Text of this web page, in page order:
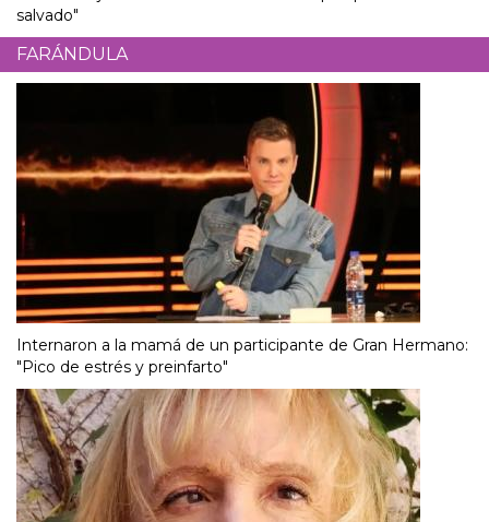
salvado"
FARÁNDULA
Internaron a la mamá de un participante de Gran Hermano:
"Pico de estrés y preinfarto"